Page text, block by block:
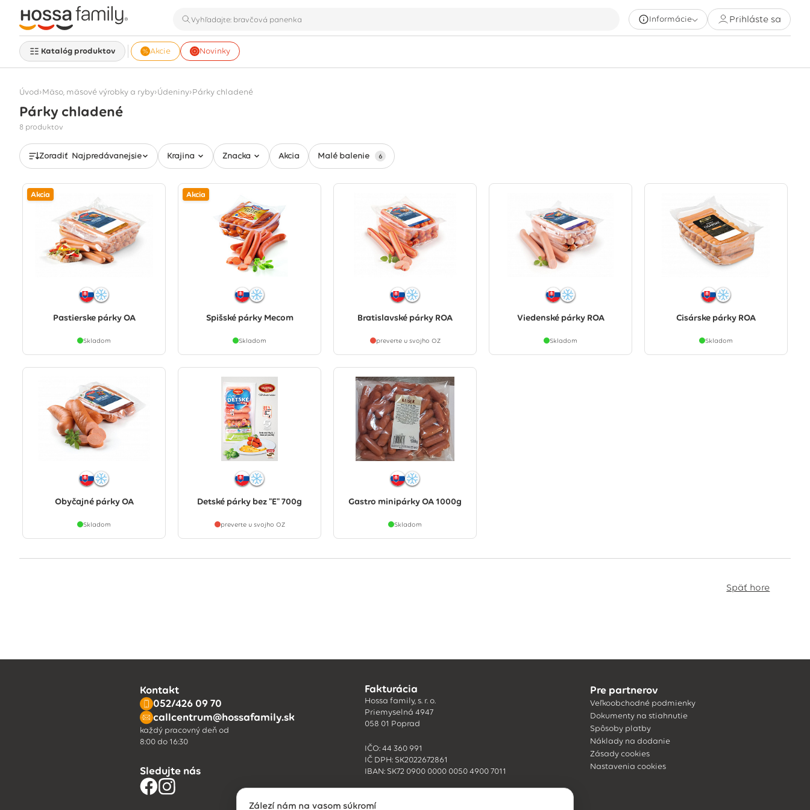
Informácie Prihláste sa
Katalóg produktov Akcie Novinky
Úvod›Mäso, mäsové výrobky a ryby›Údeniny›Párky chladené
Párky chladené
8 produktov
Zoradiť Najpredávanejšie Krajina Značka Akcia Malé balenie 6
Akcia
Pastierske párky OA
Skladom
Akcia
Spišské párky Mecom
Skladom
Bratislavské párky ROA
preverte u svojho OZ
Viedenské párky ROA
Skladom
Cisárske párky ROA
Skladom
Obyčajné párky OA
Skladom
Detské párky bez "E" 700g
preverte u svojho OZ
Gastro minipárky OA 1000g
Skladom
Späť hore
Kontakt
052/426 09 70
callcentrum@hossafamily.sk
každý pracovný deň od
8:00 do 16:30
Sledujte nás
Fakturácia
Hossa family, s. r. o.
Priemyselná 4947
058 01 Poprad
IČO: 44 360 991
IČ DPH: SK2022672861
IBAN: SK72 0900 0000 0050 4900 7011
Pre partnerov
Veľkoobchodné podmienky
Dokumenty na stiahnutie
Spôsoby platby
Náklady na dodanie
Zásady cookies
Nastavenia cookies
Záleží nám na vašom súkromí